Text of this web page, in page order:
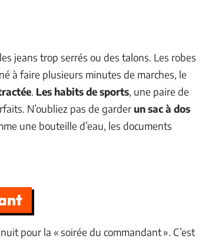
jeans trop serrés ou des talons. Les robes
à faire plusieurs minutes de marches, le
. Les habits de sports, une paire de
N’oubliez pas de garder un sac à dos
une bouteille d’eau, les documents
pour la « soirée du commandant ». C’est